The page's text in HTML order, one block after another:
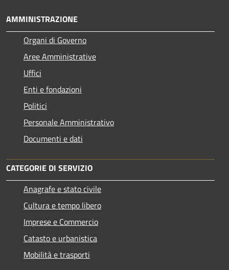
AMMINISTRAZIONE
Organi di Governo
Aree Amministrative
Uffici
Enti e fondazioni
Politici
Personale Amministrativo
Documenti e dati
CATEGORIE DI SERVIZIO
Anagrafe e stato civile
Cultura e tempo libero
Imprese e Commercio
Catasto e urbanistica
Mobilità e trasporti